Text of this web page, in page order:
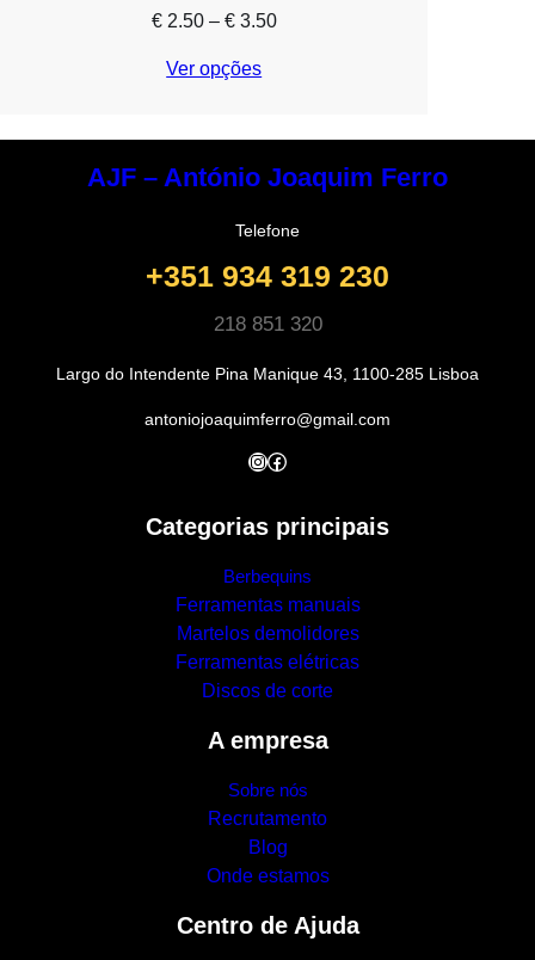
€2.50 – €3.50Price
Ver opções
AJF – António Joaquim Ferro
Telefone
+351 934 319 230
218 851 320
Largo do Intendente Pina Manique 43, 1100-285 Lisboa
antoniojoaquimferro@gmail.com
InstagramFacebook
Categorias principais
Berbequins
Ferramentas manuais
Martelos demolidores
Ferramentas elétricas
Discos de corte
A empresa
Sobre nós
Recrutamento
Blog
Onde estamos
Centro de Ajuda